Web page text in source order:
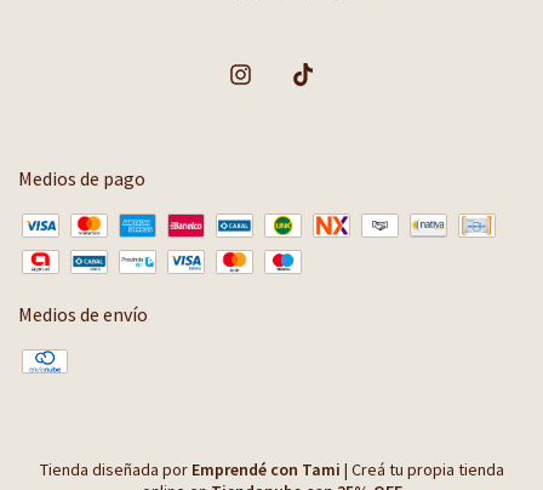
Medios de pago
Medios de envío
Tienda diseñada por Emprendé con Tami | Creá tu propia tienda